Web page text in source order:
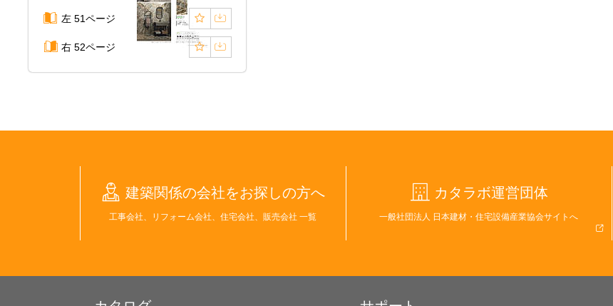
左 51ページ
右 52ページ
建築関係の会社をお探しの方へ
工事会社、リフォーム会社、住宅会社、販売会社 一覧
カタラボ運営団体
一般社団法人 日本建材・住宅設備産業協会サイトへ